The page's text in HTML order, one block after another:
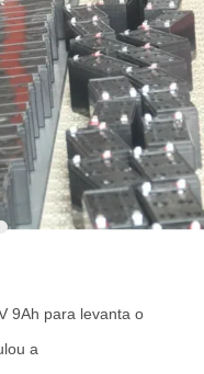
9Ah para levanta o